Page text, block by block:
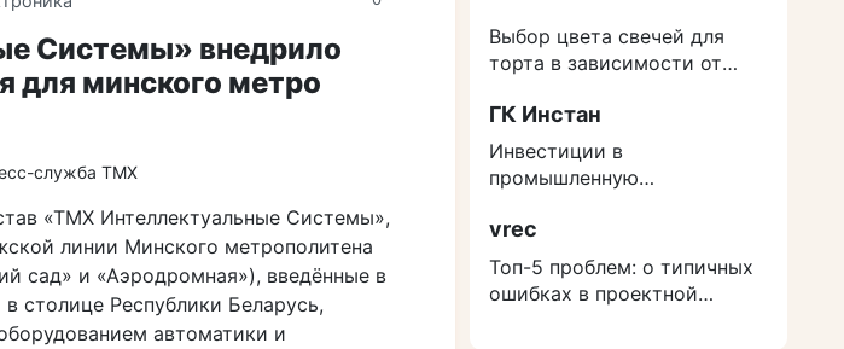
Системы» внедрило
для минского метро
служба ТМХ
«ТМХ Интеллектуальные Системы»,
линии Минского метрополитена
сад» и «Аэродромная»), введённые в
столице Республики Беларусь,
автоматики и
Выбор цвета свечей для
торта в зависимости от
ГК Инстан
Инвестиции в
промышленную
защититься от роста
расходов на строительство
vrec
Топ-5 проблем: о типичных
ошибках в проектной